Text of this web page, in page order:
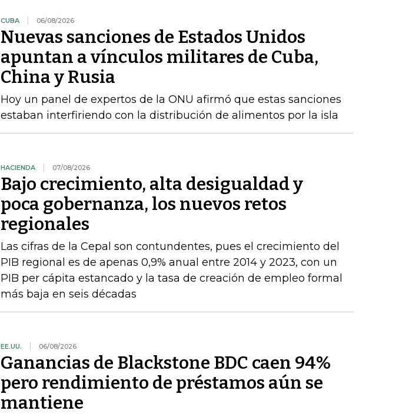
CUBA 06/08/2026
Nuevas sanciones de Estados Unidos
apuntan a vínculos militares de Cuba,
China y Rusia
Hoy un panel de expertos de la ONU afirmó que estas sanciones
estaban interfiriendo con la distribución de alimentos por la isla
HACIENDA 07/08/2026
Bajo crecimiento, alta desigualdad y
poca gobernanza, los nuevos retos
regionales
Las cifras de la Cepal son contundentes, pues el crecimiento del
PIB regional es de apenas 0,9% anual entre 2014 y 2023, con un
PIB per cápita estancado y la tasa de creación de empleo formal
más baja en seis décadas
EE.UU. 06/08/2026
Ganancias de Blackstone BDC caen 94%
pero rendimiento de préstamos aún se
mantiene